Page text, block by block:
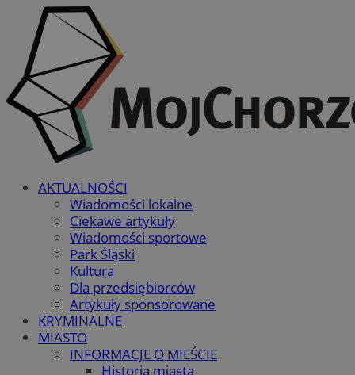
AKTUALNOŚCI
Wiadomości lokalne
Ciekawe artykuły
Wiadomości sportowe
Park Śląski
Kultura
Dla przedsiębiorców
Artykuły sponsorowane
KRYMINALNE
MIASTO
INFORMACJE O MIEŚCIE
Historia miasta